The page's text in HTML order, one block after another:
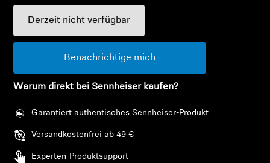
Derzeit nicht verfügbar
Benachrichtige mich
Warum direkt bei Sennheiser kaufen?
Garantiert authentisches Sennheiser-Produkt
Versandkostenfrei ab 49 €
Experten-Produktsupport